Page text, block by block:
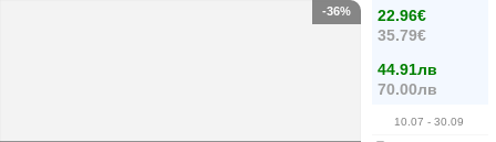
22.96€
35.79€
44.91лв
70.00лв
10.07 - 30.09
-36%